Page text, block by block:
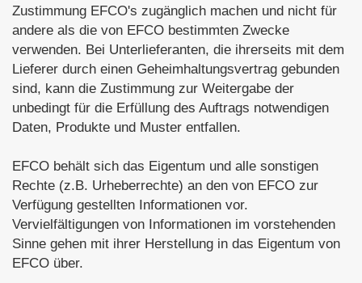
Zustimmung EFCO's zugänglich machen und nicht für
andere als die von EFCO bestimmten Zwecke
verwenden. Bei Unterlieferanten, die ihrerseits mit dem
Lieferer durch einen Geheimhaltungsvertrag gebunden
sind, kann die Zustimmung zur Weitergabe der
unbedingt für die Erfüllung des Auftrags notwendigen
Daten, Produkte und Muster entfallen.
EFCO behält sich das Eigentum und alle sonstigen
Rechte (z.B. Urheberrechte) an den von EFCO zur
Verfügung gestellten Informationen vor.
Vervielfältigungen von Informationen im vorstehenden
Sinne gehen mit ihrer Herstellung in das Eigentum von
EFCO über.